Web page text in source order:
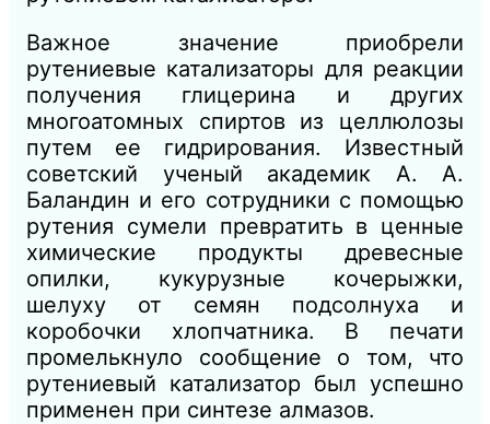
Важное значение приобрели
рутениевые катализаторы для реакции
получения глицерина и других
многоатомных спиртов из целлюлозы
путем ее гидрирования. Известный
советский ученый академик А. А.
Баландин и его сотрудники с помощью
рутения сумели превратить в ценные
химические продукты древесные
опилки, кукурузные кочерыжки,
шелуху от семян подсолнуха и
коробочки хлопчатника. В печати
промелькнуло сообщение о том, что
рутениевый катализатор был успешно
применен при синтезе алмазов.